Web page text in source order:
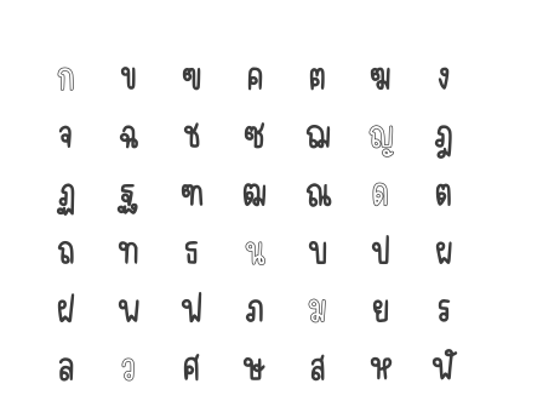
ก ข ฃ ค ฅ ฆ
ง
จ
ฉ ช ซ ฌ ญ
ฎ
ฏ
ฐ ฑ ฒ ณ ด
ต
ถ
ท ธ น บ ป
ผ
ฝ
พ ฟ ภ ม ย
ร
ล
ว ศ ษ ส ห
ฬ